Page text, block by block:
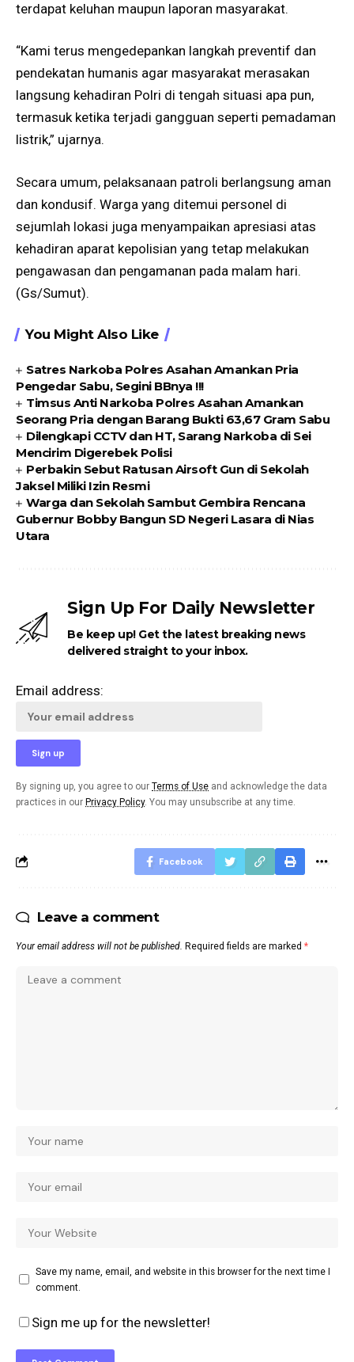
terdapat keluhan maupun laporan masyarakat.
“Kami terus mengedepankan langkah preventif dan
pendekatan humanis agar masyarakat merasakan
langsung kehadiran Polri di tengah situasi apa pun,
termasuk ketika terjadi gangguan seperti pemadaman
listrik,” ujarnya.
Secara umum, pelaksanaan patroli berlangsung aman
dan kondusif. Warga yang ditemui personel di
sejumlah lokasi juga menyampaikan apresiasi atas
kehadiran aparat kepolisian yang tetap melakukan
pengawasan dan pengamanan pada malam hari.
(Gs/Sumut).
You Might Also Like
Satres Narkoba Polres Asahan Amankan Pria
Pengedar Sabu, Segini BBnya !!!
Timsus Anti Narkoba Polres Asahan Amankan
Seorang Pria dengan Barang Bukti 63,67 Gram Sabu
Dilengkapi CCTV dan HT, Sarang Narkoba di Sei
Mencirim Digerebek Polisi
Perbakin Sebut Ratusan Airsoft Gun di Sekolah
Jaksel Miliki Izin Resmi
Warga dan Sekolah Sambut Gembira Rencana
Gubernur Bobby Bangun SD Negeri Lasara di Nias
Utara
Sign Up For Daily Newsletter
Be keep up! Get the latest breaking news
delivered straight to your inbox.
Email address:
By signing up, you agree to our Terms of Use and acknowledge the data
practices in our Privacy Policy. You may unsubscribe at any time.
Facebook
Leave a comment
Your email address will not be published. Required fields are marked *
Save my name, email, and website in this browser for the next time I
comment.
Sign me up for the newsletter!